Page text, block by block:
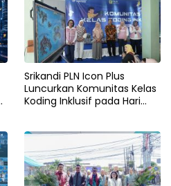
Srikandi PLN Icon Plus
Luncurkan Komunitas Kelas
Koding Inklusif pada Hari